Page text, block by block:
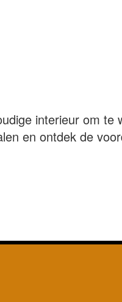
interieur om te
en ontdek de